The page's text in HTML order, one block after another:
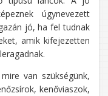
úgynevezett
jó, ha fel tudnak
amik kifejezetten
van szükségünk,
kenőviaszok,